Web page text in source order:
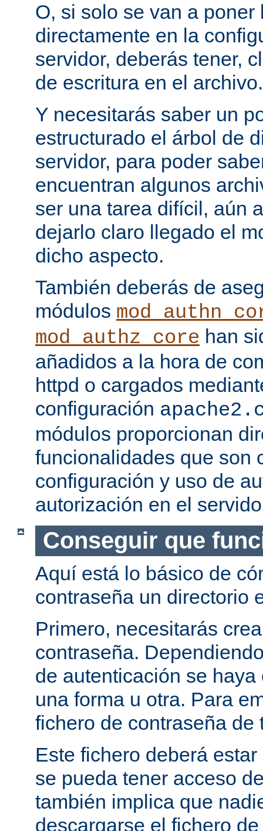
O, si solo se van a poner
directamente en la
servidor, deberás tener,
de escritura en el archivo.
Y necesitarás saber un
estructurado el árbol de
servidor, para poder
encuentran algunos
ser una tarea difícil, aún
dejarlo claro llegado el
dicho aspecto.
También deberás de
módulos
mod_authz_core han
añadidos a la hora de
httpd o cargados
configuración
módulos proporcionan
funcionalidades que son
configuración y uso de
autorización en el
Conseguir que
Aquí está lo básico de
contraseña un directorio
Primero, necesitarás
contraseña.
de autenticación se
una forma u otra. Para
fichero de contraseña de
Este fichero deberá
se pueda tener acceso
también implica que
descargarse el fichero